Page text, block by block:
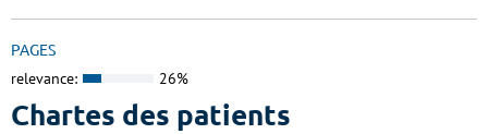
PAGES
relevance: 26%
Chartes des patients